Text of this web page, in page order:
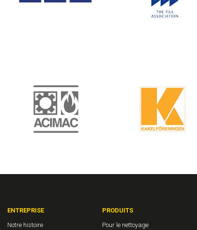
ENTREPRISE
Notre histoire
PRODUITS
Pour le nettoyage